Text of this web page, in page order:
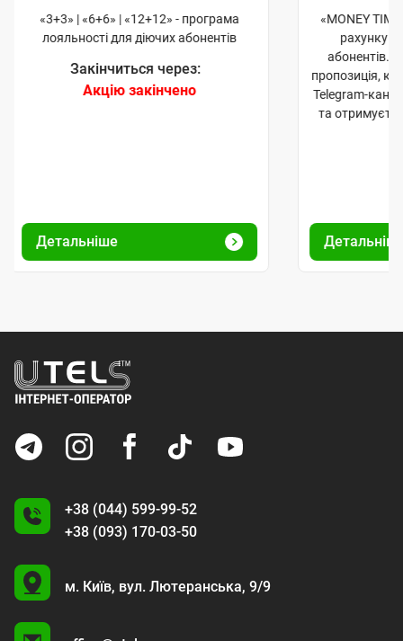
«3+3» | «6+6» | «12+12» - програма
лояльності для діючих абонентів
Закінчиться через:
Акцію закінчено
Детальніше
«MONEY
рахунку
абонентів.
пропозиція,
Telegram-
та
+38 (044) 599-99-52
+38 (093) 170-03-50
U
м. Київ, вул. Лютеранська, 9/9